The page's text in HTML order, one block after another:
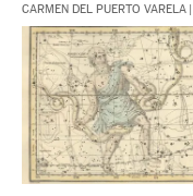
CARMEN DEL PUERTO VARELA |